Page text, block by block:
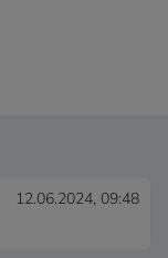
12.06.2024, 09:48